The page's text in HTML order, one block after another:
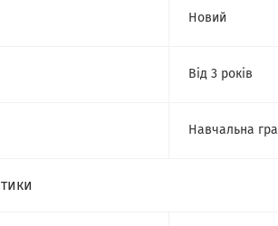
Новий
Від 3 років
Навчальна гра